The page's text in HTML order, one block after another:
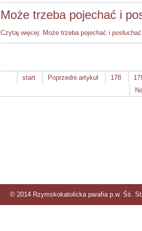
Może trzeba pojechać i
Czytaj więcej: Może trzeba pojechać i
start Poprzedni artykuł 178
© 2014 Rzymskokatolicka parafia p.w. Śś.